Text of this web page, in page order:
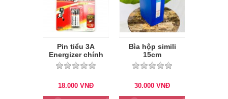
Pin tiểu 3A
Energizer chính
hãng
18.000 VNĐ
Bìa hộp simili
15cm
30.000 VNĐ